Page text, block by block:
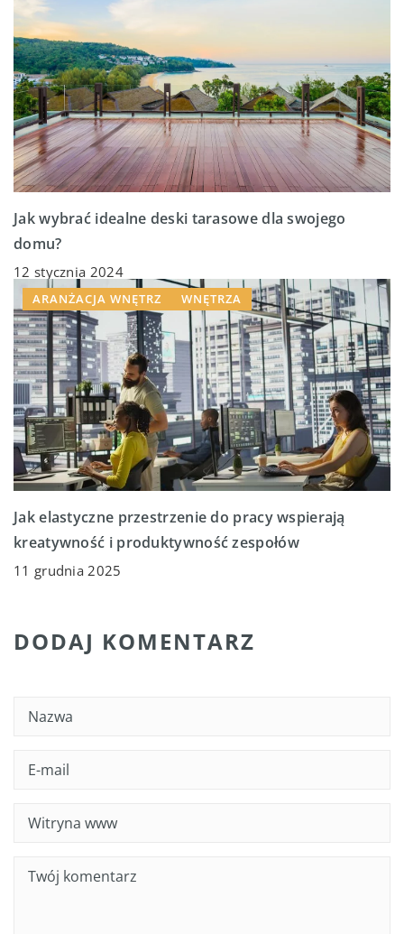
Jak wybrać idealne deski tarasowe dla swojego
domu?
12 stycznia 2024
ARANŻACJA WNĘTRZ WNĘTRZA
Jak elastyczne przestrzenie do pracy wspierają
kreatywność i produktywność zespołów
11 grudnia 2025
DODAJ KOMENTARZ